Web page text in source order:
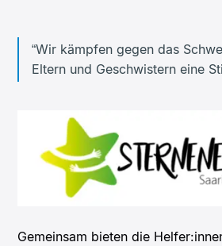
“Wir kämpfen gegen das
Eltern und Geschwistern eine
Gemeinsam bieten die